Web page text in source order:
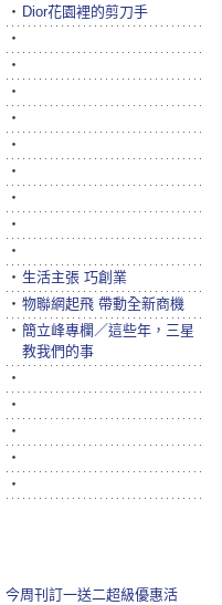
‧ Dior花園裡的剪刀手
‧
‧
‧
‧
‧
‧
‧
‧
‧
‧ 生活主張 巧創業
‧ 物聯網起飛 帶動全新商機
‧ 簡立峰專欄／這些年，三星
教我們的事
‧
‧
‧
‧
‧
今周刊訂一送二超級優惠活